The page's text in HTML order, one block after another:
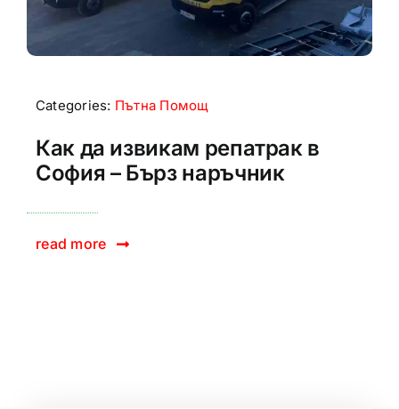
Categories: Пътна Помощ
Как да извикам репатрак в
София – Бърз наръчник
read more